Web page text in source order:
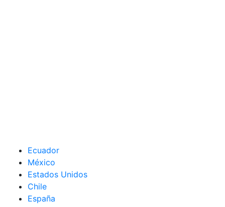
Ecuador
México
Estados Unidos
Chile
España